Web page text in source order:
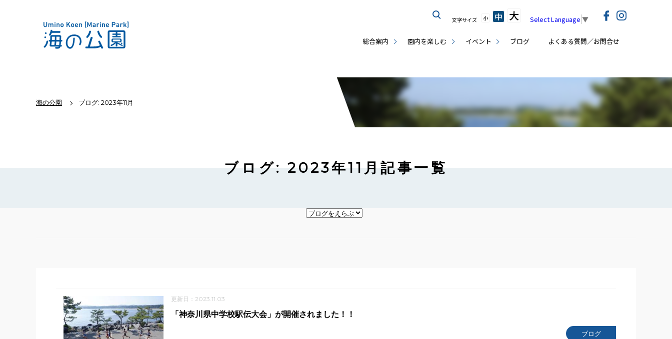
総合案内 園内を楽しむ イベント ブログ よくある質問／お問合せ
文字サイズ 小 中 大 Select Language ▼
海の公園 ブログ: 2023年11月
ブログ: 2023年11月記事一覧
更新日：2023.11.03
ブログ
「神奈川県中学校駅伝大会」が開催されました！！